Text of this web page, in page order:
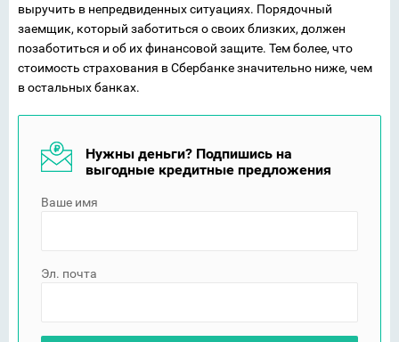
выручить в непредвиденных ситуациях. Порядочный
заемщик, который заботиться о своих близких, должен
позаботиться и об их финансовой защите. Тем более, что
стоимость страхования в Сбербанке значительно ниже, чем
в остальных банках.
Нужны деньги? Подпишись на
выгодные кредитные предложения
Ваше имя
Эл. почта